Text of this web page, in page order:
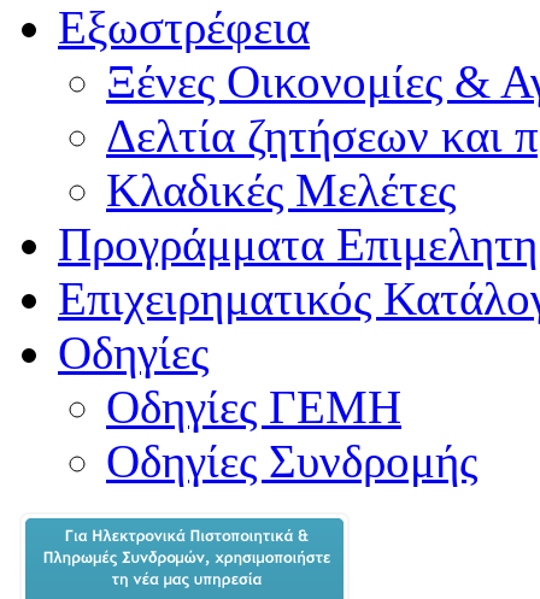
Εξωστρέφεια
Ξένες Οικονομίες &
Δελτία ζητήσεων
Κλαδικές Μελέτες
Προγράμματα
Επιχειρηματικός
Οδηγίες
Οδηγίες ΓΕΜΗ
Οδηγίες Συνδρομής